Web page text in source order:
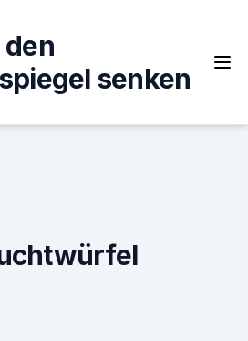
den
senken